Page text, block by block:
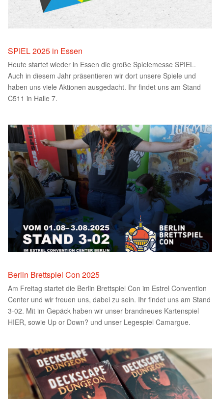
SPIEL 2025 in Essen
Heute startet wieder in Essen die große Spielemesse SPIEL.
Auch in diesem Jahr präsentieren wir dort unsere Spiele und
haben uns viele Aktionen ausgedacht. Ihr findet uns am Stand
C511 in Halle 7.
Berlin Brettspiel Con 2025
Am Freitag startet die Berlin Brettspiel Con im Estrel Convention
Center und wir freuen uns, dabei zu sein. Ihr findet uns am Stand
3-02. Mit im Gepäck haben wir unser brandneues Kartenspiel
HIER, sowie Up or Down? und unser Legespiel Camargue.